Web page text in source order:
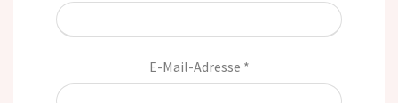
E-Mail-Adresse *